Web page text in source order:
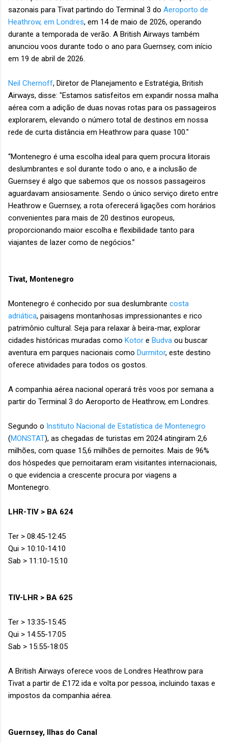
sazonais para Tivat partindo do Terminal 3 do Aeroporto de
Heathrow, em Londres, em 14 de maio de 2026, operando
durante a temporada de verão. A British Airways também
anunciou voos durante todo o ano para Guernsey, com início
em 19 de abril de 2026.
Neil Chernoff, Diretor de Planejamento e Estratégia, British
Airways, disse: "Estamos satisfeitos em expandir nossa malha
aérea com a adição de duas novas rotas para os passageiros
explorarem, elevando o número total de destinos em nossa
rede de curta distância em Heathrow para quase 100."
“Montenegro é uma escolha ideal para quem procura litorais
deslumbrantes e sol durante todo o ano, e a inclusão de
Guernsey é algo que sabemos que os nossos passageiros
aguardavam ansiosamente. Sendo o único serviço direto entre
Heathrow e Guernsey, a rota oferecerá ligações com horários
convenientes para mais de 20 destinos europeus,
proporcionando maior escolha e flexibilidade tanto para
viajantes de lazer como de negócios.”
Tivat, Montenegro
Montenegro é conhecido por sua deslumbrante costa
adriática, paisagens montanhosas impressionantes e rico
patrimônio cultural. Seja para relaxar à beira-mar, explorar
cidades históricas muradas como Kotor e Budva ou buscar
aventura em parques nacionais como Durmitor, este destino
oferece atividades para todos os gostos.
A companhia aérea nacional operará três voos por semana a
partir do Terminal 3 do Aeroporto de Heathrow, em Londres.
Segundo o Instituto Nacional de Estatística de Montenegro
(MONSTAT), as chegadas de turistas em 2024 atingiram 2,6
milhões, com quase 15,6 milhões de pernoites. Mais de 96%
dos hóspedes que pernoitaram eram visitantes internacionais,
o que evidencia a crescente procura por viagens a
Montenegro.
LHR-TIV > BA 624
Ter > 08:45-12:45
Qui > 10:10-14:10
Sab > 11:10-15:10
TIV-LHR > BA 625
Ter > 13:35-15:45
Qui > 14:55-17:05
Sab > 15:55-18:05
A British Airways oferece voos de Londres Heathrow para
Tivat a partir de £172 ida e volta por pessoa, incluindo taxas e
impostos da companhia aérea.
Guernsey, Ilhas do Canal